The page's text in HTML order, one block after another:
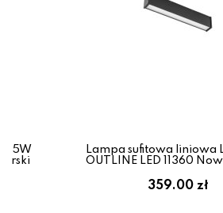
35W
Lampa sufitowa liniowa
OUTLINE LED 11360
359.00 zł